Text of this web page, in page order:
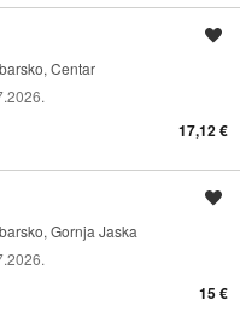
Centar
17,12 €
Gornja Jaska
15 €